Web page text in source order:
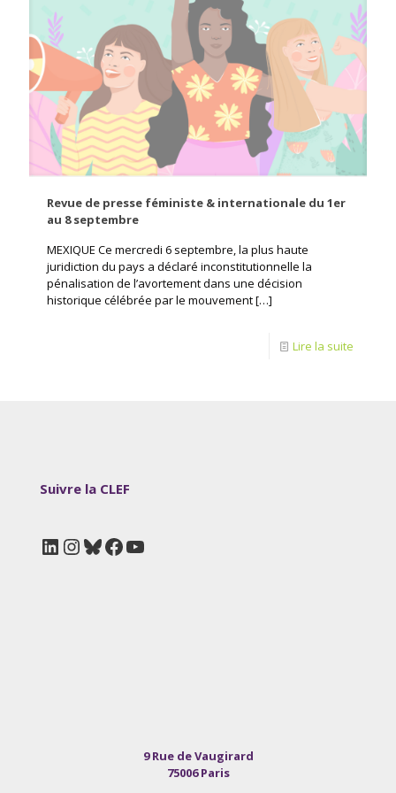
Revue de presse féministe & internationale du 1er
au 8 septembre
MEXIQUE Ce mercredi 6 septembre, la plus haute
juridiction du pays a déclaré inconstitutionnelle la
pénalisation de l’avortement dans une décision
historique célébrée par le mouvement[…]
Lire la suite
Suivre la CLEF
LinkedIn
Instagram
Bluesky
Facebook
YouTube
9 Rue de Vaugirard
75006 Paris